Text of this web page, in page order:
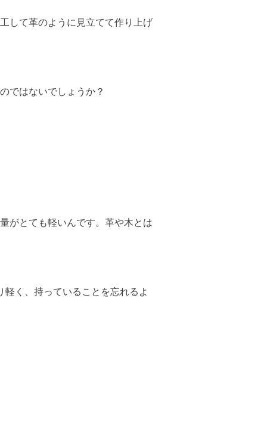
して革のように見立てて作り上げ
ではないでしょうか？
がとても軽いんです。革や木とは
く、持っていることを忘れるよ